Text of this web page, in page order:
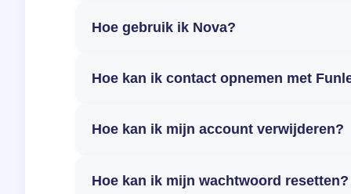
Hoe gebruik ik Nova?
Hoe kan ik contact opnemen met
Hoe kan ik mijn account verwijderen?
Hoe kan ik mijn wachtwoord resetten?